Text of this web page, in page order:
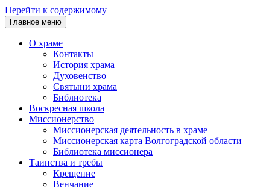
Перейти к содержимому
Главное меню
О храме
Контакты
История храма
Духовенство
Святыни храма
Библиотека
Воскресная школа
Миссионерство
Миссионерская деятельность в храме
Миссионерская карта Волгоградской области
Библиотека миссионера
Таинства и требы
Крещение
Венчание